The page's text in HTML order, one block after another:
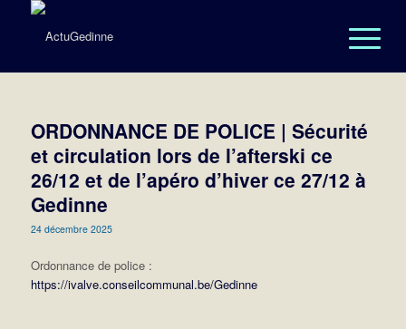
ORDONNANCE DE POLICE | Sécurité
et circulation lors de l’afterski ce
26/12 et de l’apéro d’hiver ce 27/12 à
Gedinne
24 décembre 2025
Ordonnance de police :
https://ivalve.conseilcommunal.be/Gedinne